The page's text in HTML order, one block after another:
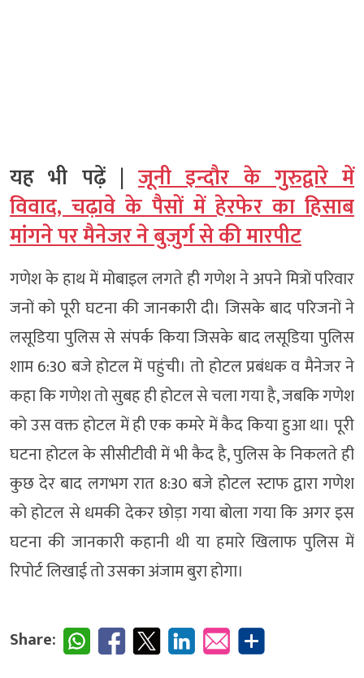
यह भी पढ़ें | जूनी इन्दौर के गुरुद्वारे में
विवाद, चढ़ावे के पैसों में हेरफेर का हिसाब
मांगने पर मैनेजर ने बुजुर्ग से की मारपीट
गणेश के हाथ में मोबाइल लगते ही गणेश ने अपने मित्रों परिवार
जनों को पूरी घटना की जानकारी दी। जिसके बाद परिजनों ने
लसूडिया पुलिस से संपर्क किया जिसके बाद लसूडिया पुलिस
शाम 6:30 बजे होटल में पहुंची। तो होटल प्रबंधक व मैनेजर ने
कहा कि गणेश तो सुबह ही होटल से चला गया है, जबकि गणेश
को उस वक्त होटल में ही एक कमरे में कैद किया हुआ था। पूरी
घटना होटल के सीसीटीवी में भी कैद है, पुलिस के निकलते ही
कुछ देर बाद लगभग रात 8:30 बजे होटल स्टाफ द्वारा गणेश
को होटल से धमकी देकर छोड़ा गया बोला गया कि अगर इस
घटना की जानकारी कहानी थी या हमारे खिलाफ पुलिस में
रिपोर्ट लिखाई तो उसका अंजाम बुरा होगा।
Share: